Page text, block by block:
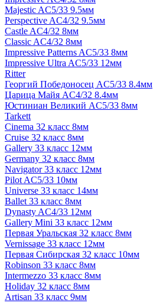
Majestic AC5/33 9.5мм
Perspective AC4/32 9.5мм
Castle AC4/32 8мм
Classic AC4/32 8мм
Impressive Patterns AC5/33 8мм
Impressive Ultra AC5/33 12мм
Ritter
Георгий Победоносец AC5/33 8.4мм
Царица Майя AC4/32 8.4мм
Юстиниан Великий AC5/33 8мм
Tarkett
Cinema 32 класс 8мм
Cruise 32 класс 8мм
Gallery 33 класс 12мм
Germany 32 класс 8мм
Navigator 33 класс 12мм
Pilot AC5/33 10мм
Universe 33 класс 14мм
Ballet 33 класс 8мм
Dynasty AC4/33 12мм
Gallery Mini 33 класс 12мм
Первая Уральская 32 класс 8мм
Vernissage 33 класс 12мм
Первая Сибирская 32 класс 10мм
Robinson 33 класс 8мм
Intermezzo 33 класс 8мм
Holiday 32 класс 8мм
Artisan 33 класс 9мм